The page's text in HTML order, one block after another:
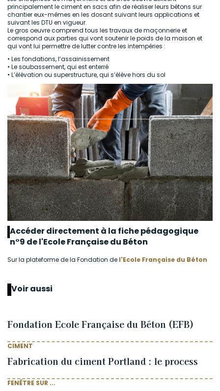
principalement le ciment en sacs afin de réaliser leurs bétons sur
chantier eux-mêmes en les dosant suivant leurs applications et
suivant les DTU en vigueur.
Le gros oeuvre comprend tous les travaux de maçonnerie et
correspond aux parties qui vont soutenir le poids de la maison et
qui vont lui permettre de lutter contre les intempéries :
• Les fondations, l’assainissement
• Le soubassement, qui est enterré
• L’élévation ou superstructure, qui s’élève hors du sol
Accéder directement à la fiche pédagogique
n°9 de l'Ecole Française du Béton
Sur la plateforme de la Fondation de l'Ecole Française du Béton
Voir aussi
Fondation Ecole Française du Béton (EFB)
CIMENT
Fabrication du ciment Portland : le process
FENÊTRE SUR ...